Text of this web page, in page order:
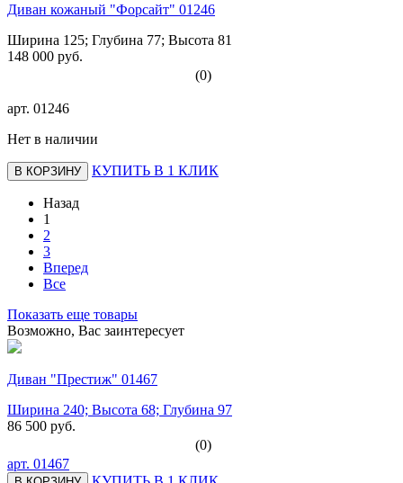
Диван кожаный "Форсайт" 01246
Ширина 125; Глубина 77; Высота 81
148 000 руб.
(0)
арт. 01246
Нет в наличии
В КОРЗИНУ КУПИТЬ В 1 КЛИК
Назад
1
2
3
Вперед
Все
Показать еще товары
Возможно, Вас заинтересует
Диван "Престиж" 01467
Ширина 240; Высота 68; Глубина 97
86 500 руб.
(0)
арт. 01467